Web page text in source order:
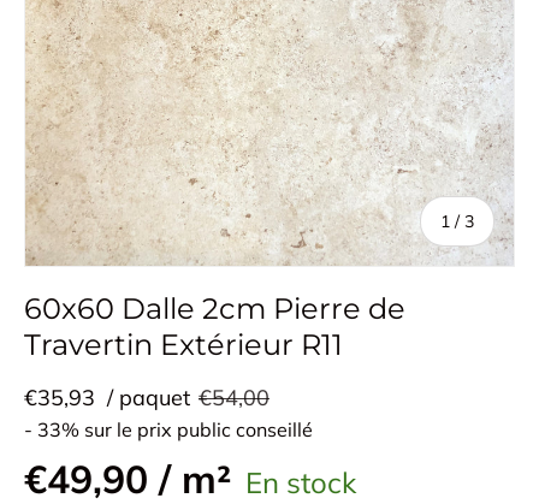
1 /de
3
60x60 Dalle 2cm Pierre de
Travertin Extérieur R11
€35,93 / paquet €54,00
- 33% sur le prix public conseillé
€49,90 / m² En stock